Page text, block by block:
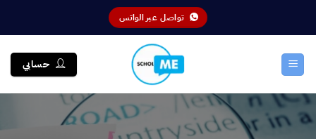
تواصل عبر الواتس
حسابي